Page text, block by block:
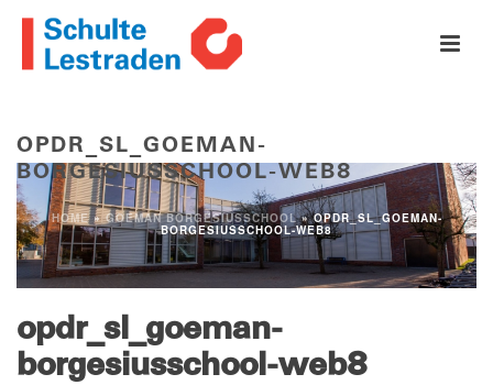
OPDR_SL_GOEMAN-
BORGESIUSSCHOOL-WEB8
HOME»GOEMAN BORGESIUSSCHOOL»OPDR_SL_GOEMAN-
BORGESIUSSCHOOL-WEB8
opdr_sl_goeman-
borgesiusschool-web8